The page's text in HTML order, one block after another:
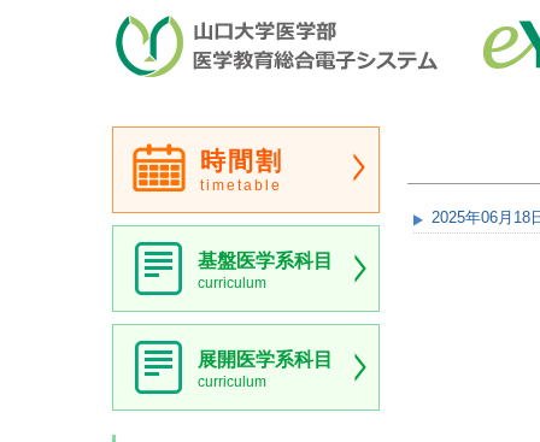
時間割
timetable
基盤医学系科目
curriculum
展開医学系科目
curriculum
2025年06月18